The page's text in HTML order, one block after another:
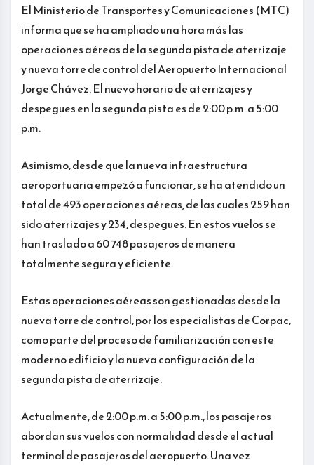
El Ministerio de Transportes y Comunicaciones (MTC)
informa que se ha ampliado una hora más las
operaciones aéreas de la segunda pista de aterrizaje
y nueva torre de control del Aeropuerto Internacional
Jorge Chávez. El nuevo horario de aterrizajes y
despegues en la segunda pista es de 2:00 p.m. a 5:00
p.m.
Asimismo, desde que la nueva infraestructura
aeroportuaria empezó a funcionar, se ha atendido un
total de 493 operaciones aéreas, de las cuales 259 han
sido aterrizajes y 234, despegues. En estos vuelos se
han traslado a 60 748 pasajeros de manera
totalmente segura y eficiente.
Estas operaciones aéreas son gestionadas desde la
nueva torre de control, por los especialistas de Corpac,
como parte del proceso de familiarización con este
moderno edificio y la nueva configuración de la
segunda pista de aterrizaje.
Actualmente, de 2:00 p.m. a 5:00 p.m., los pasajeros
abordan sus vuelos con normalidad desde el actual
terminal de pasajeros del aeropuerto. Una vez